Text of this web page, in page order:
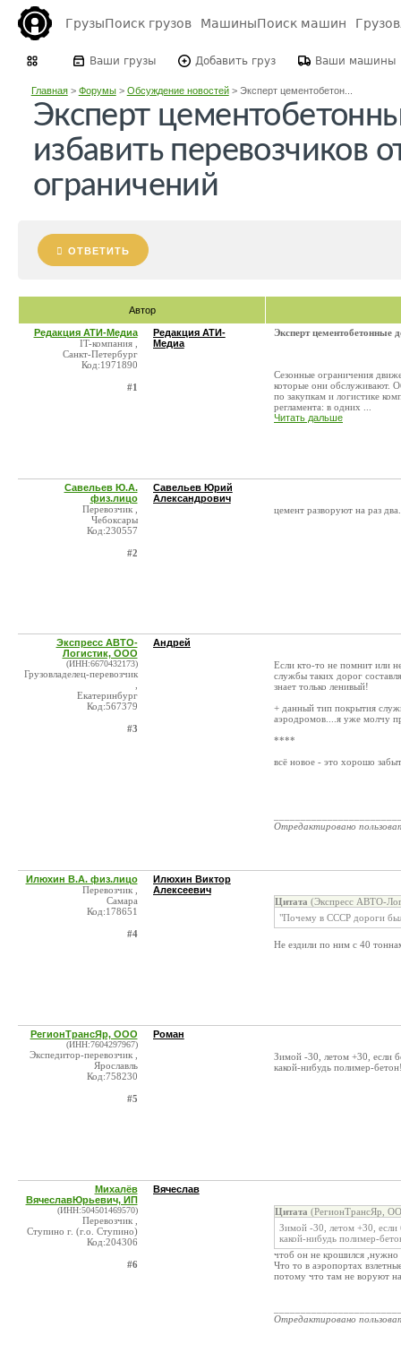
ГрузыПоиск грузов МашиныПоиск машин
Ваши грузы Добавить груз Ваши машины
Главная> Форумы> Обсуждение новостей> Эксперт цементобетон...
Эксперт
избавить перевозчиков
ограничений
ОТВЕТИТЬ
Автор
Редакция АТИ-Медиа
IT-компания ,
Санкт-Петербург
Код:1971890
#1
Редакция АТИ-
Медиа
Эксперт цементобетонные
Сезонные ограничения
которые они обслуживают.
по закупкам и логистике
регламента: в одних ...
Читать дальше
Савельев Ю.А.
физ.лицо
Перевозчик ,
Чебоксары
Код:230557
#2
Савельев Юрий
Александрович
цемент разворуют на раз
Экспресс АВТО-
Логистик, ООО
(ИНН:6670432173)
Грузовладелец-перевозчик
Екатеринбург
Код:567379
#3
Андрей
Если кто-то не помнит или
службы таких дорог
знает только ленивый!
+ данный тип покрытия
аэродромов....я уже молчу
****
всё новое - это хорошо
Отредактировано
Илюхин В.А. физ.лицо
Перевозчик ,
Самара
Код:178651
#4
Илюхин Виктор
Алексеевич
Цитата (Экспресс АВТО-
"Почему в СССР дороги
Не ездили по ним с 40
РегионТрансЯр, ООО
(ИНН:7604297967)
Экспедитор-перевозчик ,
Ярославль
Код:758230
#5
Роман
Зимой -30, летом +30, если
какой-нибудь полимер-
Михалёв
ВячеславЮрьевич, ИП
(ИНН:504501469570)
Перевозчик ,
Ступино г. (г.о. Ступино)
Код:204306
#6
Вячеслав
Цитата (РегионТрансЯр,
Зимой -30, летом +30, если
какой-нибудь полимер-
чтоб он не крошился ,нужно
Что то в аэропортах
потому что там не воруют
Отредактировано